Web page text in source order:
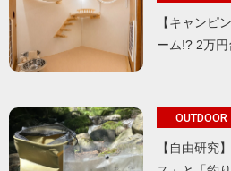
【キャンピ
ーム!? 2万
OUTDOOR
【自由研究